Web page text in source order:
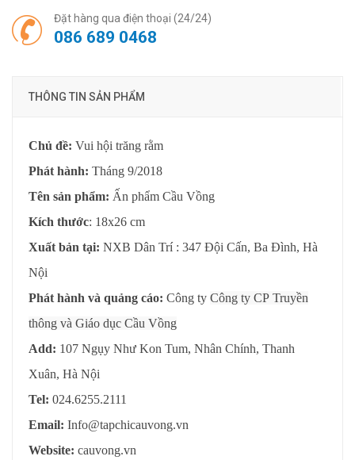
Đặt hàng qua điện thoại (24/24)
086 689 0468
THÔNG TIN SẢN PHẨM
Chủ đề: Vui hội trăng rằm
Phát hành: Tháng 9/2018
Tên sản phẩm: Ấn phẩm Cầu Vồng
Kích thước: 18x26 cm
Xuất bản tại: NXB Dân Trí : 347 Đội Cấn, Ba Đình, Hà
Nội
Phát hành và quảng cáo: Công ty Công ty CP Truyền
thông và Giáo dục Cầu Vồng
Add: 107 Ngụy Như Kon Tum, Nhân Chính, Thanh
Xuân, Hà Nội
Tel: 024.6255.2111
Email: Info@tapchicauvong.vn
Website: cauvong.vn